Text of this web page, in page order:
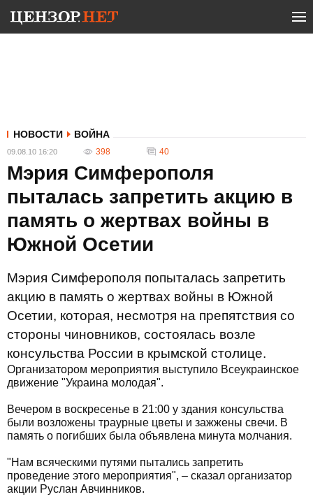
НОВОСТИ ВОЙНА
09.08.10 16:20 398 40
Мэрия Симферополя
пыталась запретить акцию в
память о жертвах войны в
Южной Осетии
Мэрия Симферополя попыталась запретить
акцию в память о жертвах войны в Южной
Осетии, которая, несмотря на препятствия со
стороны чиновников, состоялась возле
консульства России в крымской столице.
Организатором мероприятия выступило Всеукраинское
движение "Украина молодая".
Вечером в воскресенье в 21:00 у здания консульства
были возложены траурные цветы и зажжены свечи. В
память о погибших была объявлена минута молчания.
"Нам всяческими путями пытались запретить
проведение этого мероприятия", – сказал организатор
акции Руслан Авчинников.